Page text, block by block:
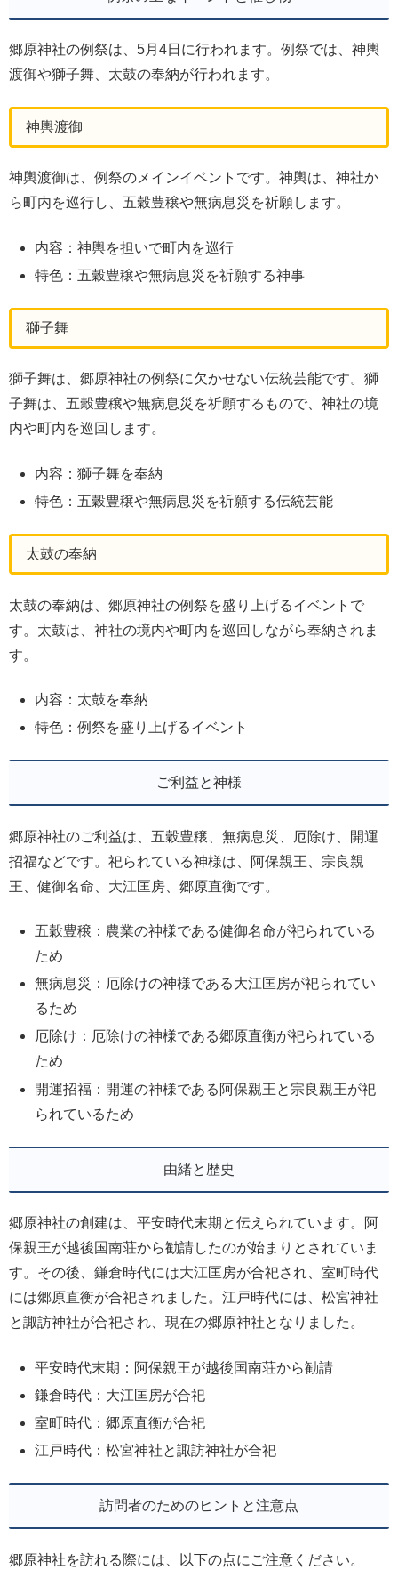
郷原神社の例祭は、5月4日に行われます。例祭では、神輿
渡御や獅子舞、太鼓の奉納が行われます。
神輿渡御
神輿渡御は、例祭のメインイベントです。神輿は、神社か
ら町内を巡行し、五穀豊穣や無病息災を祈願します。
内容：神輿を担いで町内を巡行
特色：五穀豊穣や無病息災を祈願する神事
獅子舞
獅子舞は、郷原神社の例祭に欠かせない伝統芸能です。獅
子舞は、五穀豊穣や無病息災を祈願するもので、神社の境
内や町内を巡回します。
内容：獅子舞を奉納
特色：五穀豊穣や無病息災を祈願する伝統芸能
太鼓の奉納
太鼓の奉納は、郷原神社の例祭を盛り上げるイベントで
す。太鼓は、神社の境内や町内を巡回しながら奉納されま
す。
内容：太鼓を奉納
特色：例祭を盛り上げるイベント
ご利益と神様
郷原神社のご利益は、五穀豊穣、無病息災、厄除け、開運
招福などです。祀られている神様は、阿保親王、宗良親
王、健御名命、大江匡房、郷原直衡です。
五穀豊穣：農業の神様である健御名命が祀られている
ため
無病息災：厄除けの神様である大江匡房が祀られてい
るため
厄除け：厄除けの神様である郷原直衡が祀られている
ため
開運招福：開運の神様である阿保親王と宗良親王が祀
られているため
由緒と歴史
郷原神社の創建は、平安時代末期と伝えられています。阿
保親王が越後国南荘から勧請したのが始まりとされていま
す。その後、鎌倉時代には大江匡房が合祀され、室町時代
には郷原直衡が合祀されました。江戸時代には、松宮神社
と諏訪神社が合祀され、現在の郷原神社となりました。
平安時代末期：阿保親王が越後国南荘から勧請
鎌倉時代：大江匡房が合祀
室町時代：郷原直衡が合祀
江戸時代：松宮神社と諏訪神社が合祀
訪問者のためのヒントと注意点
郷原神社を訪れる際には、以下の点にご注意ください。